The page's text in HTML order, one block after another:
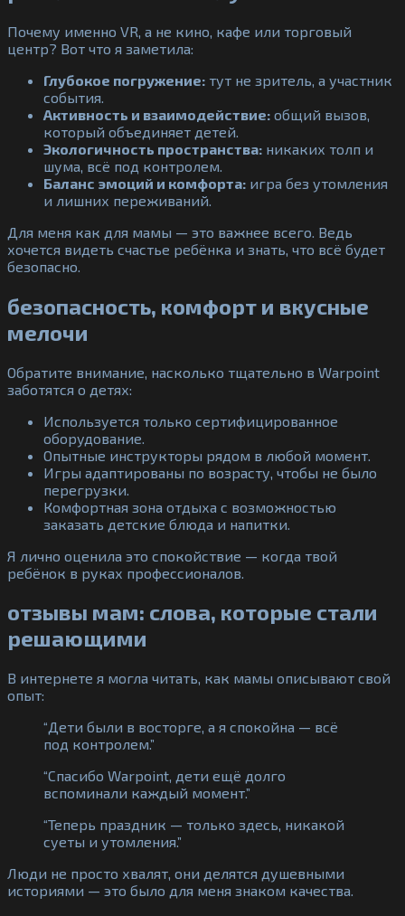
Почему именно VR, а не кино, кафе или торговый
центр? Вот что я заметила:
Глубокое погружение: тут не зритель, а участник
события.
Активность и взаимодействие: общий вызов,
который объединяет детей.
Экологичность пространства: никаких толп и
шума, всё под контролем.
Баланс эмоций и комфорта: игра без утомления
и лишних переживаний.
Для меня как для мамы — это важнее всего. Ведь
хочется видеть счастье ребёнка и знать, что всё будет
безопасно.
безопасность, комфорт и вкусные
мелочи
Обратите внимание, насколько тщательно в Warpoint
заботятся о детях:
Используется только сертифицированное
оборудование.
Опытные инструкторы рядом в любой момент.
Игры адаптированы по возрасту, чтобы не было
перегрузки.
Комфортная зона отдыха с возможностью
заказать детские блюда и напитки.
Я лично оценила это спокойствие — когда твой
ребёнок в руках профессионалов.
отзывы мам: слова, которые стали
решающими
В интернете я могла читать, как мамы описывают свой
опыт:
“Дети были в восторге, а я спокойна — всё
под контролем.”
“Спасибо Warpoint, дети ещё долго
вспоминали каждый момент.”
“Теперь праздник — только здесь, никакой
суеты и утомления.”
Люди не просто хвалят, они делятся душевными
историями — это было для меня знаком качества.